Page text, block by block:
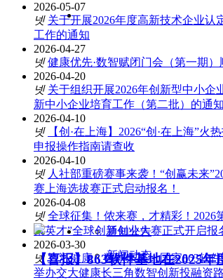
通知公告
新闻动态
2026-05-07
넷 关于开展2026年度高新技术企业认
工作的通知
2026-04-27
넷 健康优先·数智赋闭门会（第一期）
2026-04-20
넷 关于组织开展2026年创新型中小企
新中小企业培育工作（第二批）的通知
2026-04-10
넷
【创·在上海】2026“创·在上海”火
申报操作指南请查收
2026-04-10
넷 人社部重磅赛事来袭！“创赢未来
赛上海选拔赛正式启动报名！
2026-04-08
넷 全球征集！侬来赛，才精彩！2026
聚英才”全球创新创业大赛正式开启报
2026-03-30
넷 智汇健康・数联未来｜国家863软
举办交大健康长三角数智创新投融资
【喜报】863软件基地在2025